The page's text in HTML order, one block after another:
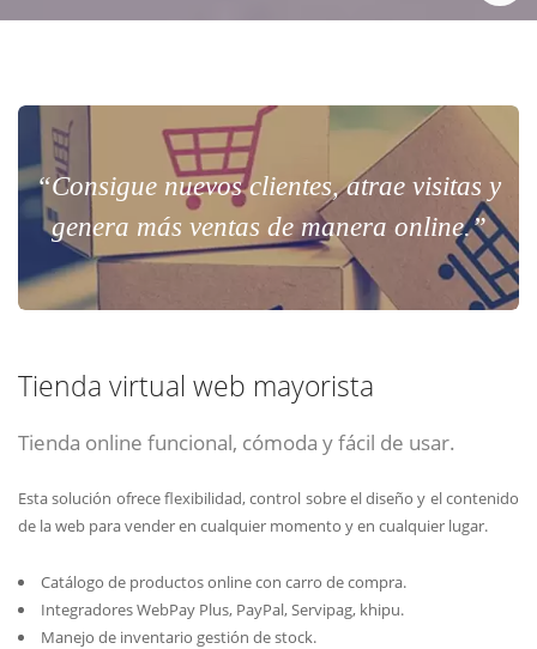
“Consigue nuevos clientes, atrae visitas y
genera más ventas de manera online.”
Tienda virtual web mayorista
Tienda online funcional, cómoda y fácil de usar.
Esta solución ofrece flexibilidad, control sobre el diseño y el contenido
de la web para vender en cualquier momento y en cualquier lugar.
Catálogo de productos online con carro de compra.
Integradores WebPay Plus, PayPal, Servipag, khipu.
Manejo de inventario gestión de stock.